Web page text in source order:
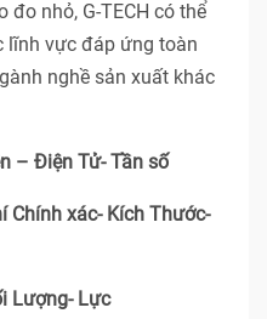
nhỏ, G-TECH có thể
lĩnh vực đáp ứng toàn
nghề sản xuất khác
– Điện Tử- Tần số
Chính xác- Kích Thước-
Lượng- Lực